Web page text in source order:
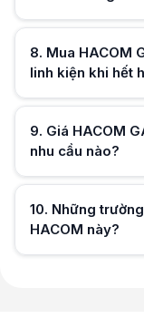
Hữu ích (0)
8. Mua HACOM
linh kiện khi hết
9. Giá HACOM
nhu cầu nào?
10. Những
HACOM này?